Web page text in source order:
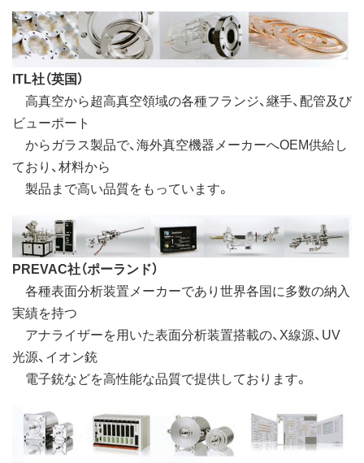
ITL社（英国）
高真空から超高真空領域の各種フランジ、継手、配管及び
ビューポート
からガラス製品で、海外真空機器メーカーへOEM供給し
ており、材料から
製品まで高い品質をもっています。
PREVAC社（ポーランド）
各種表面分析装置メーカーであり世界各国に多数の納入
実績を持つ
アナライザーを用いた表面分析装置搭載の、X線源、UV
光源、イオン銃
電子銃などを高性能な品質で提供しております。